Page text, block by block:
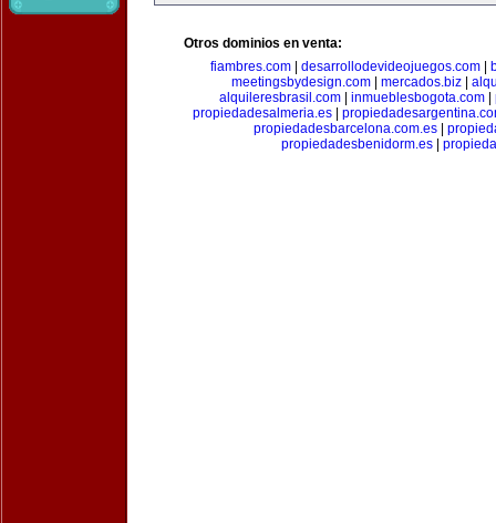
Otros dominios en venta:
fiambres.com| desarrollodevideojuegos.com|
meetingsbydesign.com| mercados.biz|
alquileresbrasil.com| inmueblesbogota.com|
propiedadesalmeria.es
propiedadesbarcelona.com.es|
propiedadesbenidorm.es|